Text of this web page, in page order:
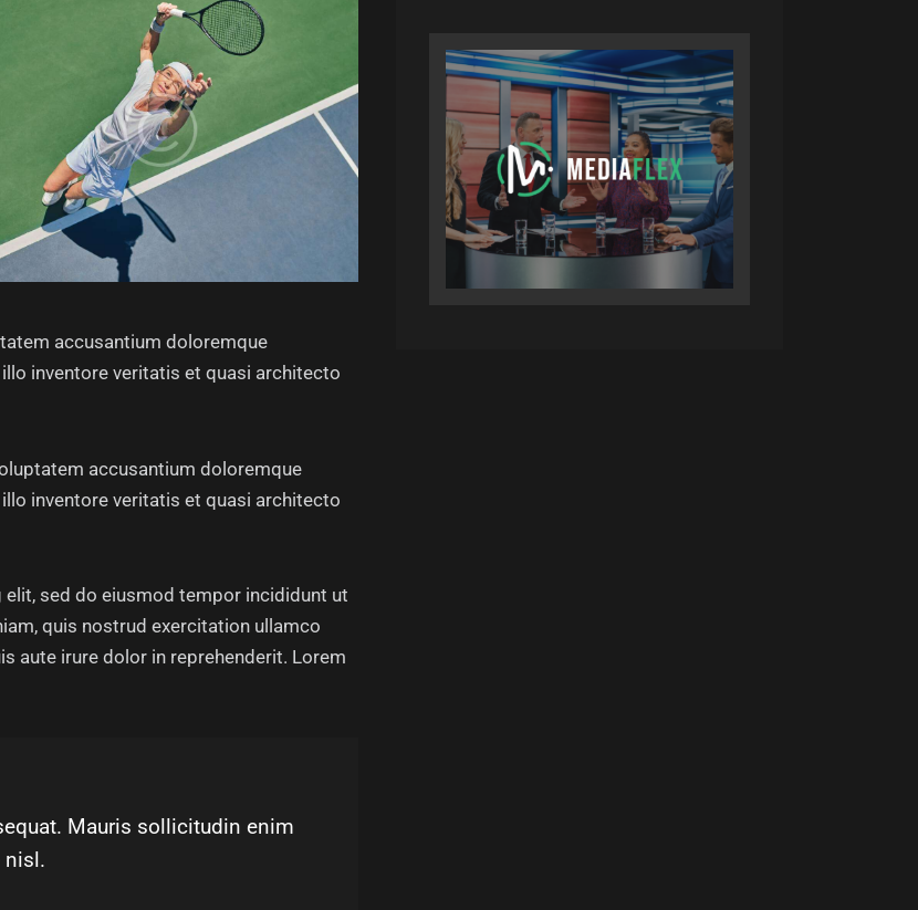
accusantium doloremque
inventore veritatis et quasi architecto
accusantium doloremque
inventore veritatis et quasi architecto
sed do eiusmod tempor incididunt ut
quis nostrud exercitation ullamco
aute irure dolor in reprehenderit. Lorem
Mauris sollicitudin enim
nisl.